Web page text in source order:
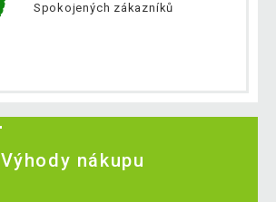
Spokojených zákazníků
Výhody nákupu